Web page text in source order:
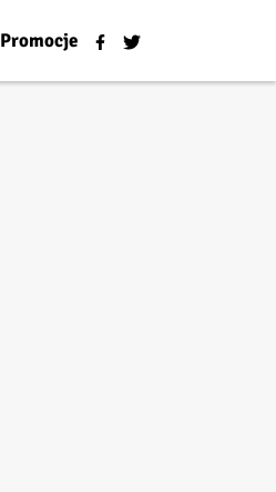
Promocje